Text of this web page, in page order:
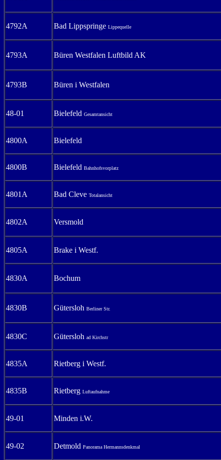
4792A Bad Lippspringe Lippequelle
4793A Büren Westfalen Luftbild AK
4793B Büren i Westfalen
48-01 Bielefeld Gesamtansicht
4800A Bielefeld
4800B Bielefeld Bahnhofsvorplatz
4801A Bad Cleve Totalansicht
4802A Versmold
4805A Brake i Westf.
4830A Bochum
4830B Gütersloh Berliner Str.
4830C Gütersloh ad Kirchstr
4835A Rietberg i Westf.
4835B Rietberg Luftaufnahme
49-01 Minden i.W.
49-02 Detmold Panorama Hermannsdenkmal